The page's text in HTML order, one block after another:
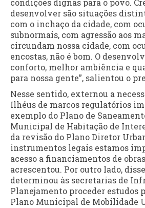
condições dignas para o povo.
desenvolver são situações
com o inchaço da cidade, com
subnormais, com agressão aos
circundam nossa cidade, com
encostas, não é bom. O
conforto, melhor ambiência e
para nossa gente”, salientou o
Nesse sentido, externou a
Ilhéus de marcos regulatórios
exemplo do Plano de
Municipal de Habitação de
da revisão do Plano Diretor
instrumentos legais estamos
acesso a financiamentos de
acrescentou. Por outro lado,
determinou às secretarias de
Planejamento proceder estudos
Plano Municipal de Mobilidade